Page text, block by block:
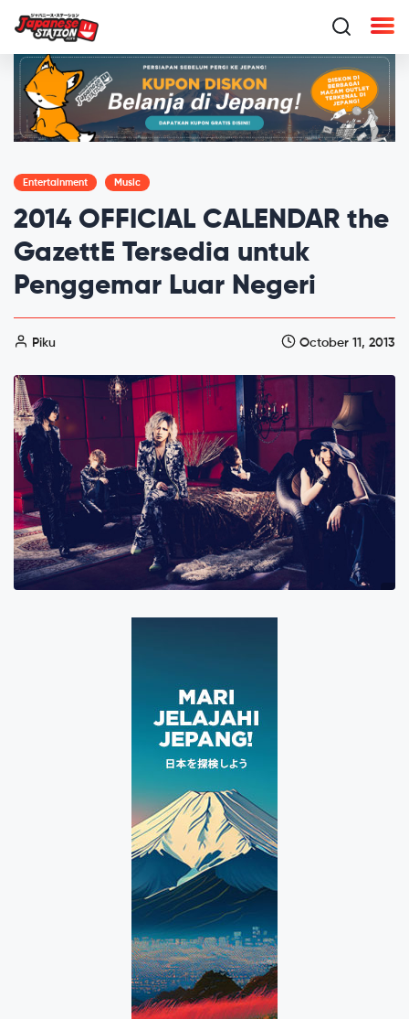
Entertainment Music
2014 OFFICIAL CALENDAR the
GazettE Tersedia untuk
Penggemar Luar Negeri
Piku October 11, 2013